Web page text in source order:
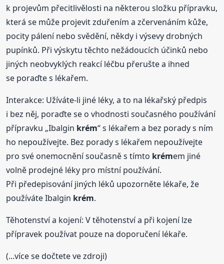
k projevům přecitlivělosti na některou složku přípravku,
která se může projevit zduřením a zčervenáním kůže,
pocity pálení nebo svědění, někdy i výsevy drobných
pupínků. Při výskytu těchto nežádoucích účinků nebo
jiných neobvyklých reakcí léčbu přerušte a ihned
se poraďte s lékařem.
Interakce: Užíváte-li jiné léky, a to na lékařský předpis
i bez něj, poraďte se o vhodnosti současného používání
přípravku „Ibalgin krém“ s lékařem a bez porady s ním
ho nepoužívejte. Bez porady s lékařem nepoužívejte
pro své onemocnění současně s tímto krémem jiné
volně prodejné léky pro místní používání.
Při předepisování jiných léků upozorněte lékaře, že
používáte Ibalgin krém.
Těhotenství a kojení: V těhotenství a při kojení lze
přípravek používat pouze na doporučení lékaře.
(...více se dočtete ve zdroji)